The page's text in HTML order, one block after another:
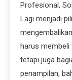
Profesional,
Lagi menjadi
harus membeli
tetapi juga
penampilan,